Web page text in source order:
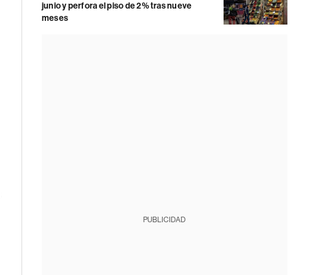
junio y perfora el piso de 2% tras nueve
meses
PUBLICIDAD